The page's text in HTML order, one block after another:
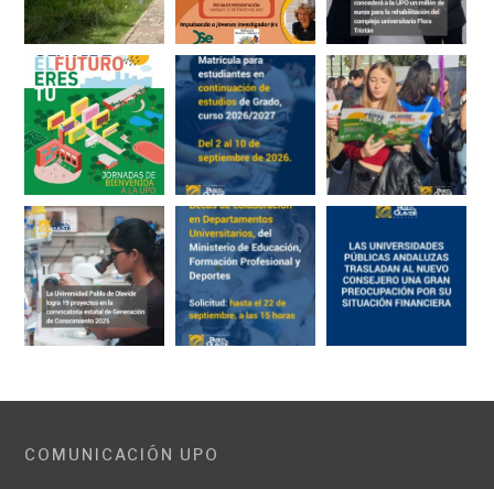
COMUNICACIÓN UPO